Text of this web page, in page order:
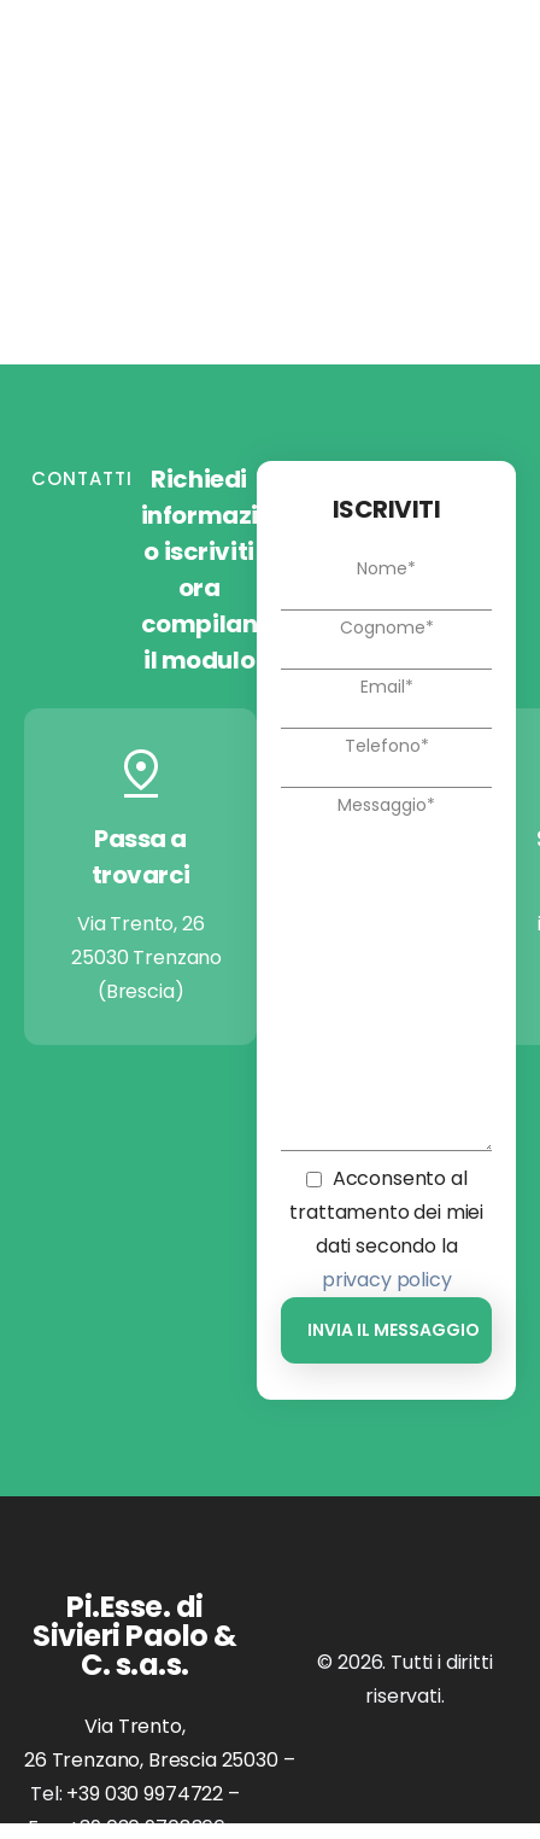
CONTATTI
Richiedi
informazioni
o iscriviti
ora
compilando
il modulo
Passa a
trovarci
Via Trento, 26
25030 Trenzano
(Brescia)
ISCRIVITI
Acconsento al
trattamento dei miei
dati secondo la
privacy policy
Pi.Esse. di
Sivieri Paolo &
C. s.a.s.
Via Trento,
26 Trenzano, Brescia 25030–
Tel: +39 030 9974722 –
Fax: +39 030 9708366 –
© 2026. Tutti i diritti
riservati.